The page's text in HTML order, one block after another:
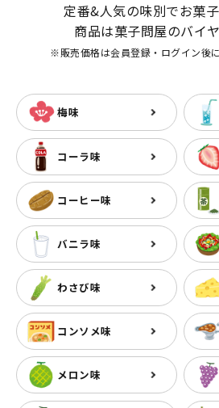
定番&人気の味別でお菓子
商品は菓子問屋のバイ
※販売価格は会員登録・ログイン後
梅味
コーラ味
コーヒー味
バニラ味
わさび味
コンソメ味
メロン味